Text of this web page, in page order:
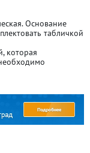
Основание
табличкой
которая